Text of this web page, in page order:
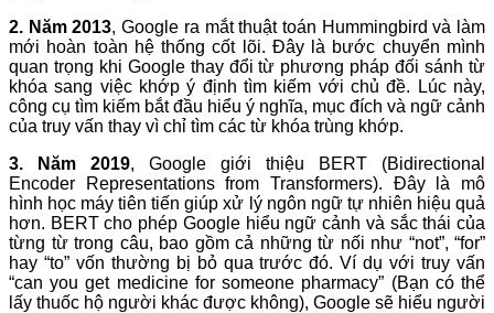
2. Năm 2013, Google ra mắt thuật toán Hummingbird và làm
mới hoàn toàn hệ thống cốt lõi. Đây là bước chuyển mình
quan trọng khi Google thay đổi từ phương pháp đối sánh từ
khóa sang việc khớp ý định tìm kiếm với chủ đề. Lúc này,
công cụ tìm kiếm bắt đầu hiểu ý nghĩa, mục đích và ngữ cảnh
của truy vấn thay vì chỉ tìm các từ khóa trùng khớp.
3. Năm 2019, Google giới thiệu BERT (Bidirectional
Encoder Representations from Transformers). Đây là mô
hình học máy tiên tiến giúp xử lý ngôn ngữ tự nhiên hiệu quả
hơn. BERT cho phép Google hiểu ngữ cảnh và sắc thái của
từng từ trong câu, bao gồm cả những từ nối như “not”, “for”
hay “to” vốn thường bị bỏ qua trước đó. Ví dụ với truy vấn
“can you get medicine for someone pharmacy” (Bạn có thể
lấy thuốc hộ người khác được không), Google sẽ hiểu người